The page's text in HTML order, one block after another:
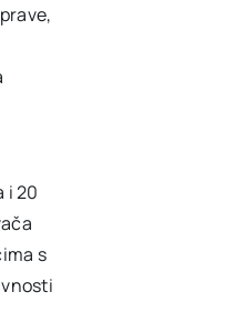
i 20
s